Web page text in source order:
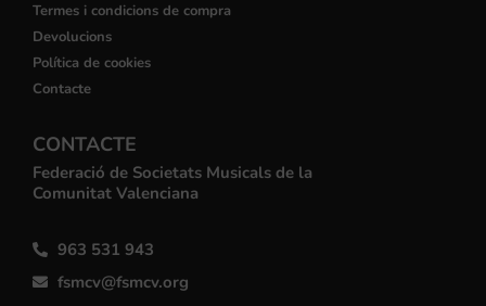
Termes i condicions de compra
Devolucions
Política de cookies
Contacte
CONTACTE
Federació de Societats Musicals de la
Comunitat Valenciana
963 531 943
fsmcv@fsmcv.org